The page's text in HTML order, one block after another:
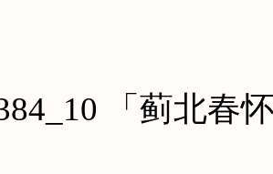
「蓟北春